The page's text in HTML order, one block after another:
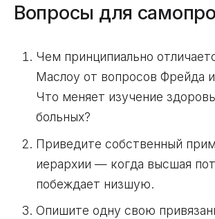
Вопросы для
Чем принципиально
Маслоу от вопросов Фрейда
Что меняет изучение
больных?
Приведите собственный
иерархии — когда высшая
побеждает низшую.
Опишите одну свою